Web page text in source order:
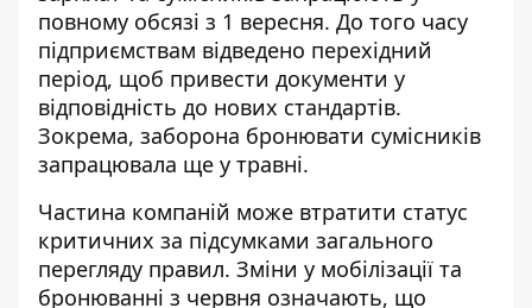
повному обсязі з 1 вересня. До того часу
підприємствам відведено перехідний
період, щоб привести документи у
відповідність до нових стандартів.
Зокрема, заборона бронювати сумісників
запрацювала ще у травні.
Частина компаній може втратити статус
критичних за підсумками загального
перегляду правил. Зміни у мобілізації та
бронюванні з червня означають, що